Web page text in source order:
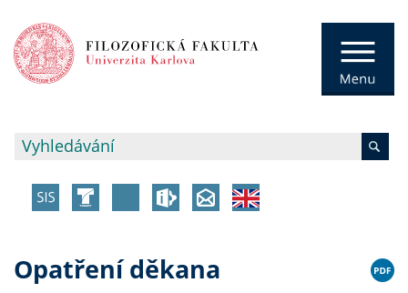
Opatření děkana